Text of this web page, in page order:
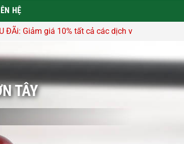
HỆ
10% tất cả các dịch vụ - Hỗ trợ tư vấn, lên thiết
TÂY